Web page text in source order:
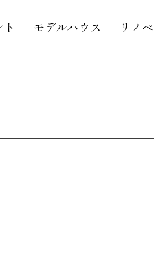
モデルハウス リノ